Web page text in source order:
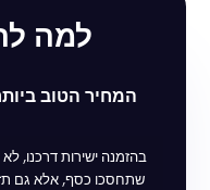
למה
המחיר הטוב
בהזמנה ישירות דרכנו,
שתחסכו כסף, אלא גם